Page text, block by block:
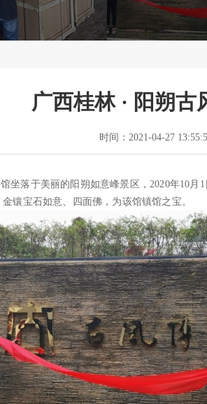
广西桂林 · 阳朔古
时间：2021-04-27
馆坐落于美丽的阳朔如意峰景区，2020年10月
镶宝石如意、四面佛，为该馆镇馆之宝。